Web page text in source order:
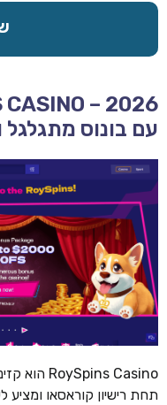
עם בונוס מתגלגל
תחת רישיון קוראסאו